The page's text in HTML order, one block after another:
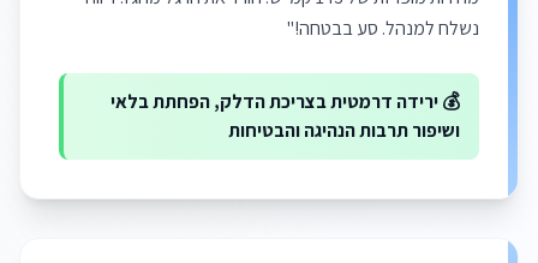
נשלח למנהל. סע בבטחה!"
💰 ירידה דרמטית בצריכת הדלק, הפחתת בלאי
ושיפור תרבות הנהיגה והבטיחות